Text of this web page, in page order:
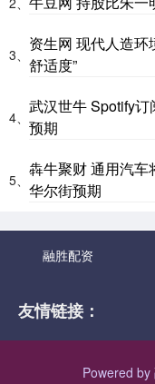
3、
资生网 现代人造环
舒适度”
4、
武汉世牛 Spotify
预期
5、
犇牛聚财 通用汽车
华尔街预期
融胜配资
友情链接：
Powered by